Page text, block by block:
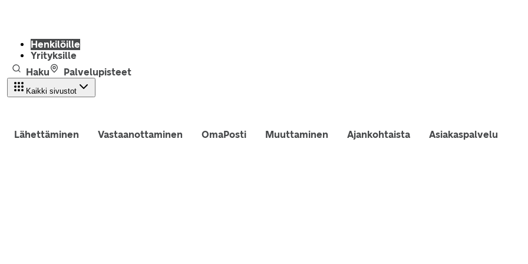
Henkilöille
Yrityksille
Haku
Palvelupisteet
Kaikki sivustot
Lähettäminen Vastaanottaminen OmaPosti Muuttaminen Ajankohtaista Asiakaspalvelu